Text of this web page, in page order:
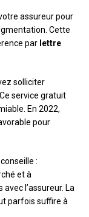
assureur pour
Cette
par lettre
solliciter
. Ce service gratuit
En 2022,
pour
:
et à
l’assureur. La
parfois suffire à